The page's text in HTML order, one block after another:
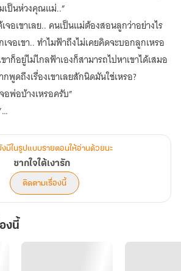
เป็นห่วงคุณแม่..”
จอเขาเลย.. คนเป็นแม่ต้องสอนลูกว่าอย่างไร
จอเขา.. ทำไมฟ้าถึงไม่เคยคิดจะบอกลูกเหรอ
าก็อยู่ไม่ไกลฟ้าเองก็สามารถไปหาเขาได้เสมอ
พูดถึงเรื่องเขาเลยสักนิดมันใช่เหรอ?
อพ่อบ้างเหรอครับ”
งมีในรูปแบบรายตอนให้อ่านด้วยนะ
ซากใจใต้เงารัก
ติดตามเรื่องนี้
งนี้